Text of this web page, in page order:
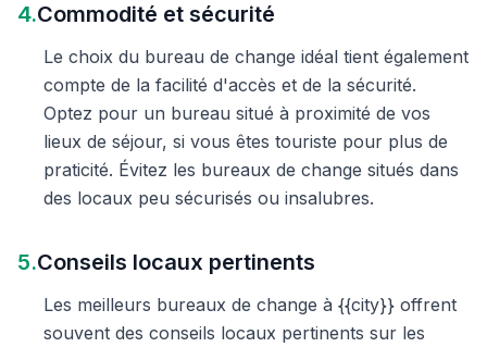
4.Commodité et sécurité
Le choix du bureau de change idéal tient également
compte de la facilité d'accès et de la sécurité.
Optez pour un bureau situé à proximité de vos
lieux de séjour, si vous êtes touriste pour plus de
praticité. Évitez les bureaux de change situés dans
des locaux peu sécurisés ou insalubres.
5.Conseils locaux pertinents
Les meilleurs bureaux de change à {{city}} offrent
souvent des conseils locaux pertinents sur les